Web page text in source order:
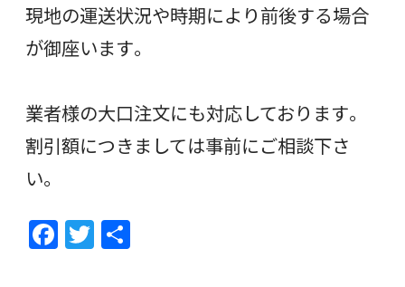
現地の運送状況や時期により前後する場合
が御座います。
業者様の大口注文にも対応しております。
割引額につきましては事前にご相談下さ
い。
F
ac
T
w